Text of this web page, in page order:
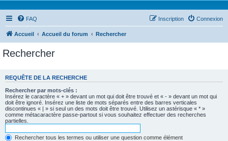
FAQ Connexion
Inscription
Accueil Accueil du forum Rechercher
Rechercher
REQUÊTE DE LA RECHERCHE
Rechercher par mots-clés :
Insérez le caractère « + » devant un mot qui doit être trouvé et « - » devant un mot qui
doit être ignoré. Insérez une liste de mots séparés entre des barres verticales
discontinues « | » si seul un des mots doit être trouvé. Utilisez un astérisque « * »
comme métacaractère passe-partout si vous souhaitez effectuer des recherches
partielles.
Rechercher tous les termes ou utiliser une question comme élément